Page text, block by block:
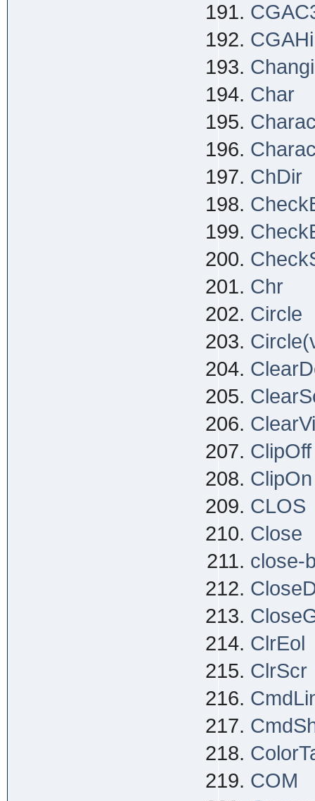
CGAHi
Char
ChDir
Chr
Circle
ClipOff
ClipOn
CLOS
Close
close-
ClrEol
ClrScr
COM